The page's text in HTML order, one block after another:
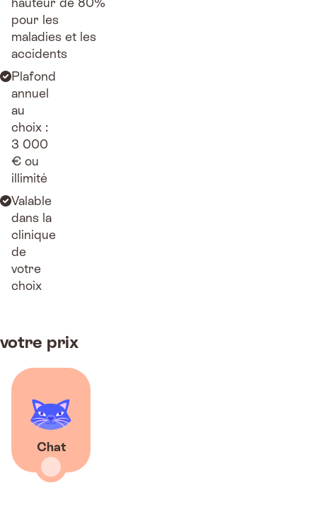
pour les
maladies et les
accidents
Plafond
annuel
au
choix :
3 000
€ ou
illimité
Valable
dans la
clinique
de
votre
choix
prix
Chat